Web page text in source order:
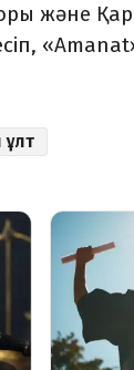
және
ұлт